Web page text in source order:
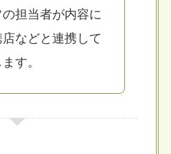
担当者が内容に
などと連携して
す。